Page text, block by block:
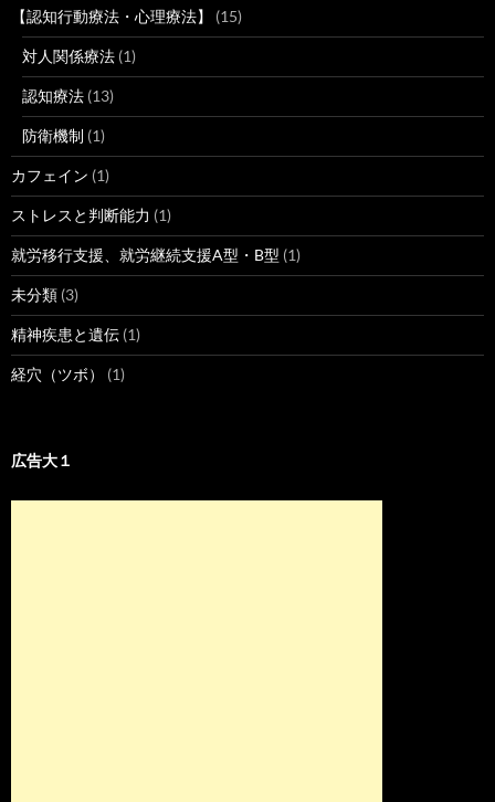
【認知行動療法・心理療法】 (15)
対人関係療法 (1)
認知療法 (13)
防衛機制 (1)
カフェイン (1)
ストレスと判断能力 (1)
就労移行支援、就労継続支援A型・B型 (1)
未分類 (3)
精神疾患と遺伝 (1)
経穴（ツボ） (1)
広告大１